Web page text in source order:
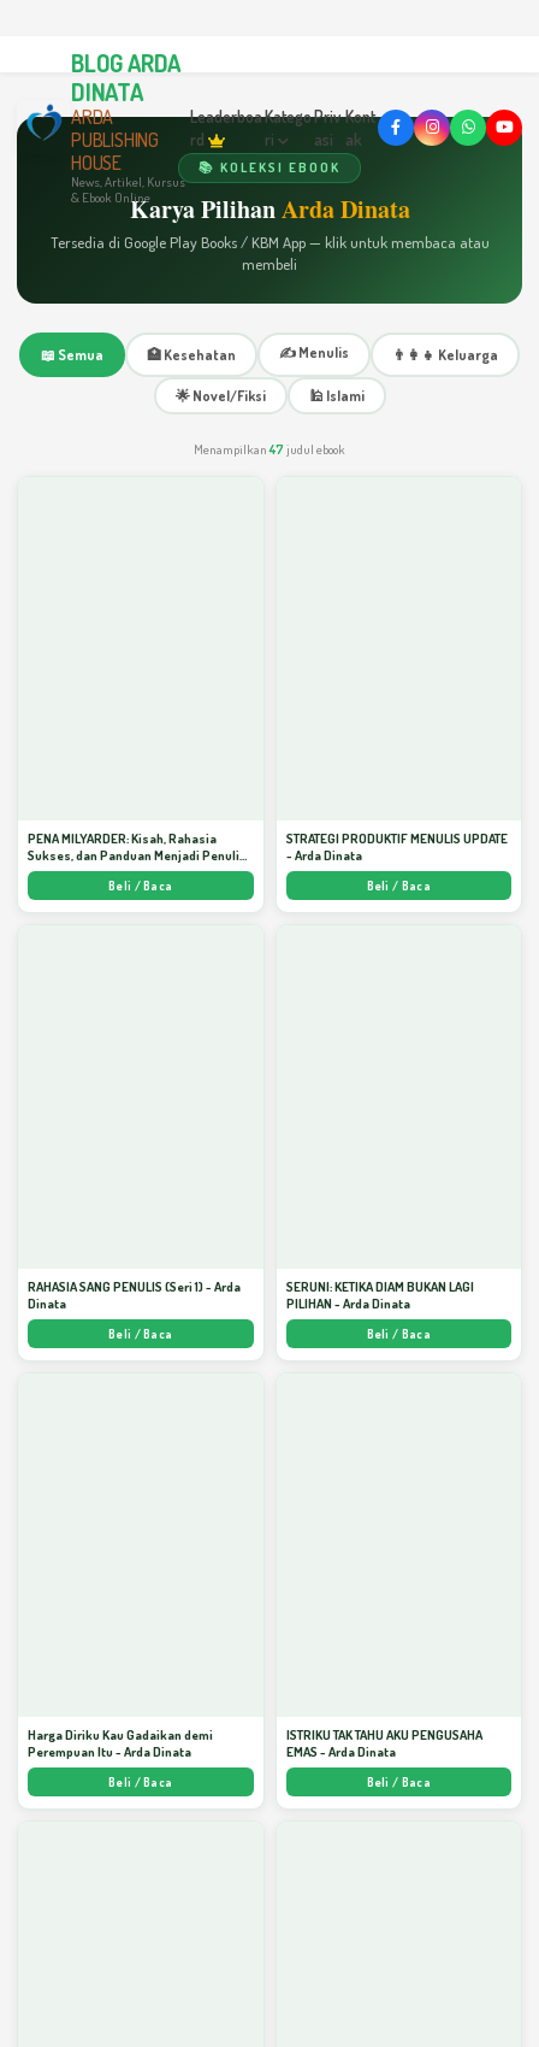
BLOG ARDA
DINATA
ARDA
PUBLISHING
HOUSE
News, Artikel, Kursus
& Ebook Online
Leaderboa
rd
Katego
ri
Priv
asi
Kont
ak
📚 KOLEKSI EBOOK
Karya PilihanArda Dinata
Tersedia di Google Play Books / KBM App — klik untuk membaca atau
membeli
📖 Semua 🏥 Kesehatan ✍️ Menulis 👨‍👩‍👧 Keluarga
🌟 Novel/Fiksi 🕌 Islami
Menampilkan47 judul ebook
PENA MILYARDER: Kisah, Rahasia
Sukses, dan Panduan Menjadi Penulis 1
Milyar di KBM App dari Nol - Arda Dinata
Beli / Baca
STRATEGI PRODUKTIF MENULIS UPDATE
- Arda Dinata
Beli / Baca
RAHASIA SANG PENULIS (Seri 1) - Arda
Dinata
Beli / Baca
SERUNI: KETIKA DIAM BUKAN LAGI
PILIHAN - Arda Dinata
Beli / Baca
Harga Diriku Kau Gadaikan demi
Perempuan Itu - Arda Dinata
Beli / Baca
ISTRIKU TAK TAHU AKU PENGUSAHA
EMAS - Arda Dinata
Beli / Baca